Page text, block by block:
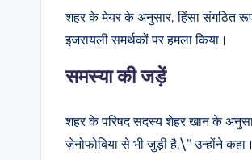
शहर के मेयर के अनुसार, हिंसा संगठित
इजरायली समर्थकों पर हमला किया।
समस्या की जड़ें
शहर के परिषद सदस्य शेहर खान के
ज़ेनोफोबिया से भी जुड़ी है,\” उन्होंने कहा।